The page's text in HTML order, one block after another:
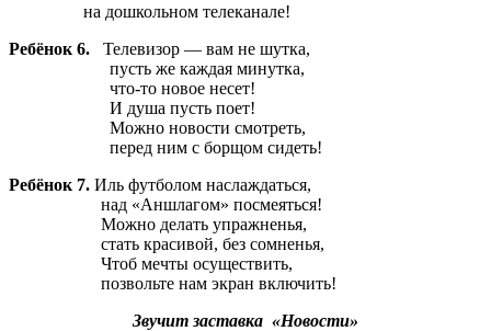
на дошкольном телеканале!
Ребёнок 6. Телевизор — вам не шутка,
пусть же каждая минутка,
что-то новое несет!
И душа пусть поет!
Можно новости смотреть,
перед ним с борщом сидеть!
Ребёнок 7. Иль футболом наслаждаться,
над «Аншлагом» посмеяться!
Можно делать упражненья,
стать красивой, без сомненья,
Чтоб мечты осуществить,
позвольте нам экран включить!
Звучит заставка «Новости»